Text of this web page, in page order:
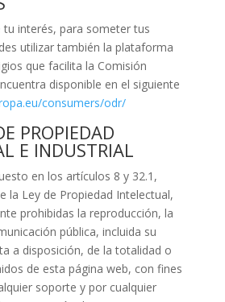
tu interés, para someter tus
utilizar también la plataforma
que facilita la Comisión
disponible en el siguiente
consumers/odr/
PROPIEDAD
E INDUSTRIAL
en los artículos 8 y 32.1,
la Ley de Propiedad Intelectual,
prohibidas la reproducción, la
pública, incluida su
a disposición, de la totalidad o
de esta página web, con fines
soporte y por cualquier